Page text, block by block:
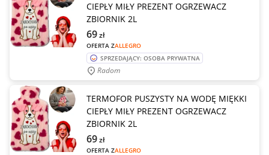
CIEPŁY MIŁY PREZENT OGRZEWACZ
ZBIORNIK 2L
OFERTA ZALLEGRO
69zł
SPRZEDAJĄCY: OSOBA PRYWATNA
Radom
TERMOFOR PUSZYSTY NA WODĘ MIĘKKI
CIEPŁY MIŁY PREZENT OGRZEWACZ
ZBIORNIK 2L
OFERTA ZALLEGRO
69zł